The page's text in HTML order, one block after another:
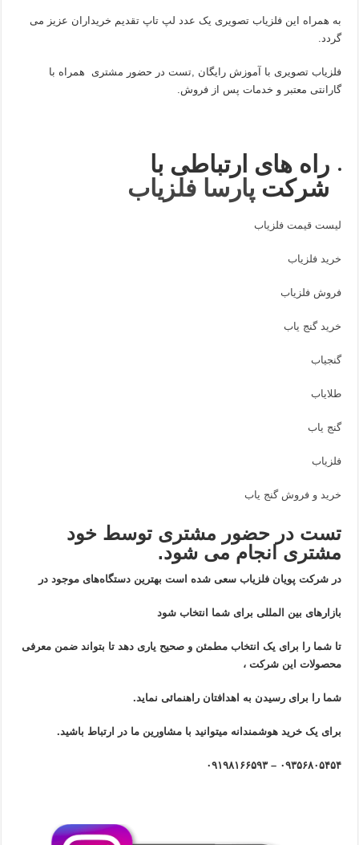
به همراه این فلزیاب تصویری یک عدد لپ تاپ تقدیم خریداران عزیز می
گردد.
فلزیاب تصویری با آموزش رایگان ,تست در حضور مشتری همراه با
گارانتی معتبر و خدمات پس از فروش.
راه های ارتباطی با
شرکت پارسا فلزیاب
لیست قیمت فلزیاب
خرید فلزیاب
فروش فلزیاب
خرید گنج یاب
گنجیاب
طلایاب
گنج یاب
فلزیاب
خرید و فروش گنج یاب
تست در حضور مشتری توسط خود
مشتری انجام می شود.
در شرکت پویان فلزیاب سعی شده است بهترین دستگاه‌های موجود در
بازار‌های بین المللی برای شما انتخاب شود
تا شما را برای یک انتخاب مطمئن و صحیح یاری دهد تا بتواند ضمن معرفی
محصولات این شرکت ،
شما را برای رسیدن به اهدافتان راهنمائی نماید.
برای یک خرید هوشمندانه میتوانید با مشاورین ما در ارتباط باشید.
۰۹۳۵۶۸۰۵۴۵۴ – ۰۹۱۹۸۱۶۶۵۹۳